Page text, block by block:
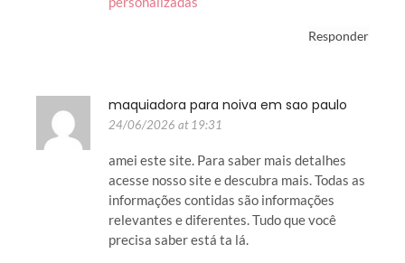
Responder
maquiadora para noiva em sao paulo
24/06/2026 at 19:31
amei este site. Para saber mais detalhes
acesse nosso site e descubra mais. Todas as
informações contidas são informações
relevantes e diferentes. Tudo que você
precisa saber está ta lá.